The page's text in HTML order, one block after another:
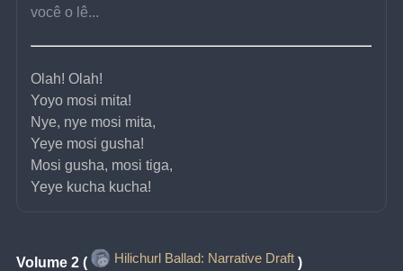
você o lê...
Olah! Olah!
Yoyo mosi mita!
Nye, nye mosi mita,
Yeye mosi gusha!
Mosi gusha, mosi tiga,
Yeye kucha kucha!
Volume 2 ( Hilichurl Ballad: Narrative Draft )